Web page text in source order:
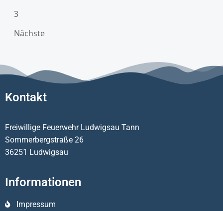
3
Nächste
Kontakt
Freiwillige Feuerwehr Ludwigsau Tann
Sommerbergstraße 26
36251 Ludwigsau
Informationen
Impressum